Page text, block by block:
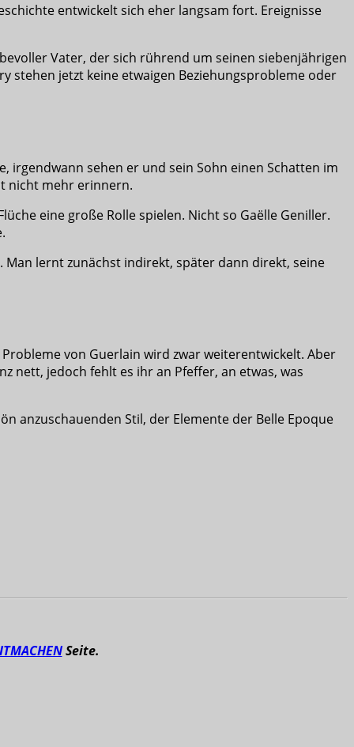
entwickelt sich eher langsam fort. Ereignisse
Vater, der sich rührend um seinen siebenjährigen
stehen jetzt keine etwaigen Beziehungsprobleme oder
irgendwann sehen er und sein Sohn einen Schatten im
nicht mehr erinnern.
eine große Rolle spielen. Nicht so Gaëlle Geniller.
lernt zunächst indirekt, später dann direkt, seine
von Guerlain wird zwar weiterentwickelt. Aber
nett, jedoch fehlt es ihr an Pfeffer, an etwas, was
anzuschauenden Stil, der Elemente der Belle Epoque
Seite.